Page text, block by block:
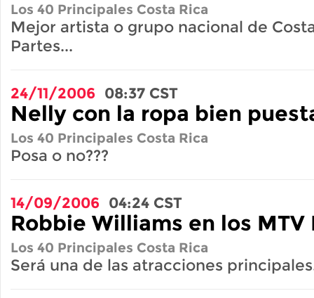
Los 40 Principales Costa Rica
Mejor artista o grupo nacional de
Partes...
24/11/2006 08:37 CST
Nelly con la ropa bien
Los 40 Principales Costa Rica
Posa o no???
14/09/2006 04:24 CST
Robbie Williams en los MTV
Los 40 Principales Costa Rica
Será una de las atracciones